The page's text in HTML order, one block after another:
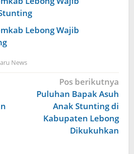
Lebong Wajib
News
Pos berikutnya
Puluhan Bapak Asuh
Anak Stunting di
Kabupaten Lebong
Dikukuhkan